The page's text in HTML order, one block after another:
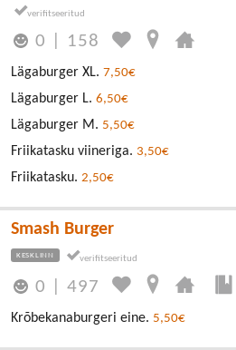
0 158
Lägaburger XL. 7,50€
Lägaburger L. 6,50€
Lägaburger M. 5,50€
Friikatasku viineriga. 3,50€
Friikatasku. 2,50€
Smash Burger
KESKLINN
0 |497
Krõbekanaburgeri eine. 5,50€